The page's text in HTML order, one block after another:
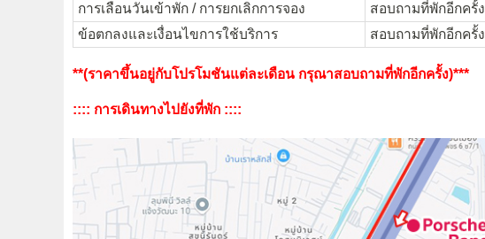
การเลือนวันเข้าพัก / การยกเลิกการจอง
สอบถามที่พักอีกครั้ง
ข้อตกลงและเงื่อนไขการใช้บริการ
สอบถามที่พักอีกครั้ง
**(ราคาขึ้นอยู่กับโปรโมชันแต่ละเดือน กรุณาสอบถามที่พักอีกครั้ง)***
:::: การเดินทางไปยังที่พัก ::::